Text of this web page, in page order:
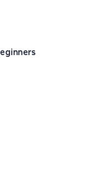
0 оценок
основе 1 оценок